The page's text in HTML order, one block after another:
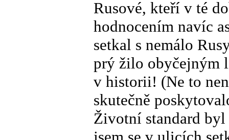
Rusové, kteří v té
hodnocením navíc
setkal s nemálo
prý žilo obyčejným
v historii! (Ne to
skutečně
Životní standard